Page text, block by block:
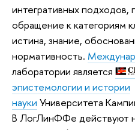
интегративных подходов,
обращение к категориям
истина, знание,
нормативность.
лаборатории является
эпистемологии и истории
науки Университета
В ЛогЛинФФе действуют